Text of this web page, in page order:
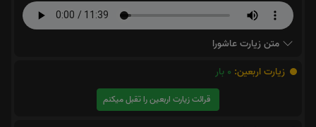
متن زیارت عاشورا
زیارت اربعین: 0 بار
قرائت زیارت اربعین را تقبل میکنم